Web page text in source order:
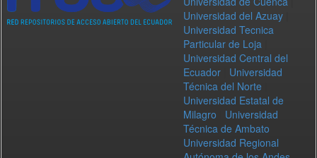
Universidad del Azuay
Universidad Tecnica
Particular de Loja
Universidad Central del
Ecuador
Universidad
Técnica del Norte
Universidad Estatal de
Milagro
Universidad
Técnica de Ambato
Universidad Regional